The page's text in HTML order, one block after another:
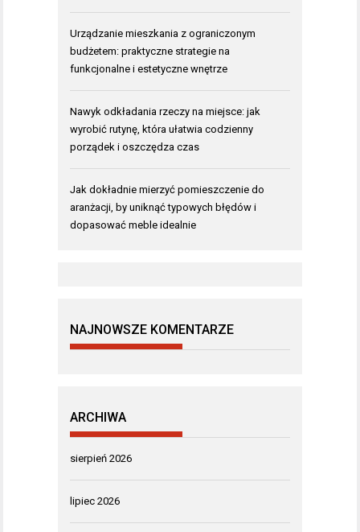
Urządzanie mieszkania z ograniczonym
budżetem: praktyczne strategie na
funkcjonalne i estetyczne wnętrze
Nawyk odkładania rzeczy na miejsce: jak
wyrobić rutynę, która ułatwia codzienny
porządek i oszczędza czas
Jak dokładnie mierzyć pomieszczenie do
aranżacji, by uniknąć typowych błędów i
dopasować meble idealnie
NAJNOWSZE KOMENTARZE
ARCHIWA
sierpień 2026
lipiec 2026